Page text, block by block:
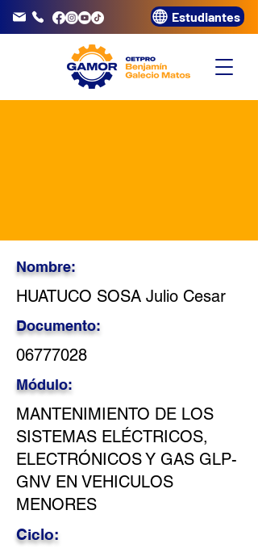
3320072 Estudiantes
Nombre:
HUATUCO SOSA Julio Cesar
Documento:
06777028
Módulo:
MANTENIMIENTO DE LOS
SISTEMAS ELÉCTRICOS,
ELECTRÓNICOS Y GAS GLP-
GNV EN VEHICULOS
MENORES
Ciclo: